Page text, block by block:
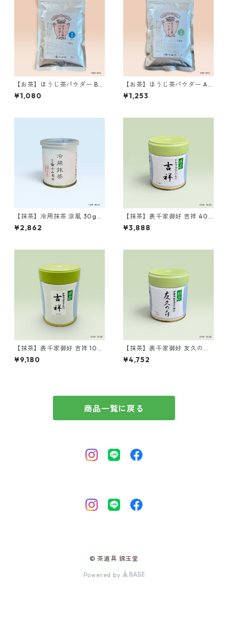
【お茶】ほうじ茶パウダー B印
100g 丸久小山園製 ／Hojic
ha Powder Type B 100g
¥1,080
【お茶】ほうじ茶パウダー A
印 100g 丸久小山園製 ／Hoj
icha Powder Type A 100g
¥1,253
【抹茶】冷用抹茶 涼風 30g
缶 山政小山園製 ／Matcha
Ryofu 30g
¥2,862
【抹茶】表千家御好 吉祥 40g
缶 丸久小山園製 ／Matcha
Kissho 40g
¥3,888
【抹茶】表千家御好 吉祥 100
g缶 丸久小山園製 ／Matcha
Kissho 100g
¥9,180
【抹茶】表千家御好 友久の白
40g缶 丸久小山園製 ／Matc
ha Yukyu no shiro 40g
¥4,752
商品一覧に戻る
© 茶道具 錦玉堂
Powered by